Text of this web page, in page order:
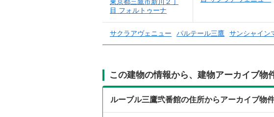
目 フォルトゥーナ
サクラアヴェニュー パルテール三鷹 サンシャイン
この建物の情報から、建物アーカイブ物
ルーブル三鷹弐番館の住所からアーカイブ物